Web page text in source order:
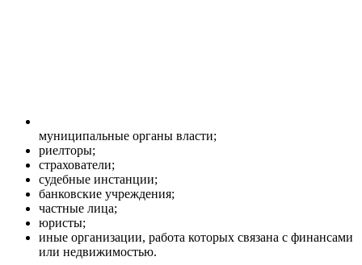
муниципальные органы власти;
риелторы;
страхователи;
судебные инстанции;
банковские учреждения;
частные лица;
юристы;
иные организации, работа которых связана с финансами
или недвижимостью.